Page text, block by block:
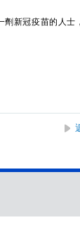
新冠疫苗的人士